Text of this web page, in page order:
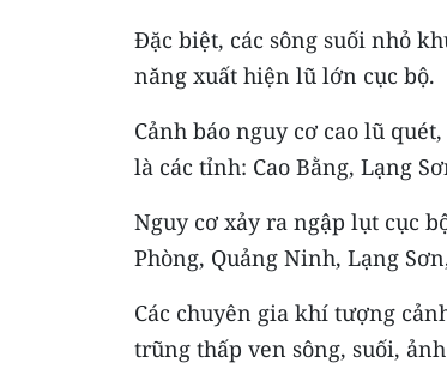
Đặc biệt, các sông suối nhỏ
năng xuất hiện lũ lớn cục bộ.
Cảnh báo nguy cơ cao lũ
là các tỉnh: Cao Bằng, Lạng
Nguy cơ xảy ra ngập lụt cục
Phòng, Quảng Ninh, Lạng
Các chuyên gia khí tượng
trũng thấp ven sông, suối,